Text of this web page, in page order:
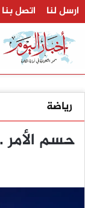
ارسل لنا اتصل بنا
رياضة
حسم الأمر